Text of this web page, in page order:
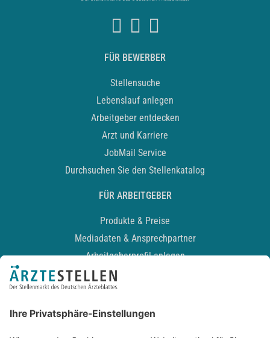
FÜR BEWERBER
Stellensuche
Lebenslauf anlegen
Arbeitgeber entdecken
Arzt und Karriere
JobMail Service
Durchsuchen Sie den Stellenkatalog
FÜR ARBEITGEBER
Produkte & Preise
Mediadaten & Ansprechpartner
Arbeitgeberprofil anlegen
Recruiting-Podcast